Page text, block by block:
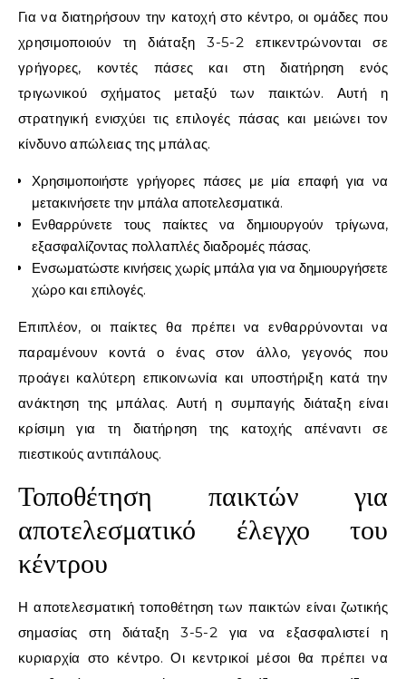
Για να διατηρήσουν την κατοχή στο κέντρο, οι ομάδες που
χρησιμοποιούν τη διάταξη 3-5-2 επικεντρώνονται σε
γρήγορες, κοντές πάσες και στη διατήρηση ενός
τριγωνικού σχήματος μεταξύ των παικτών. Αυτή η
στρατηγική ενισχύει τις επιλογές πάσας και μειώνει τον
κίνδυνο απώλειας της μπάλας.
Χρησιμοποιήστε γρήγορες πάσες με μία επαφή για να
μετακινήσετε την μπάλα αποτελεσματικά.
Ενθαρρύνετε τους παίκτες να δημιουργούν τρίγωνα,
εξασφαλίζοντας πολλαπλές διαδρομές πάσας.
Ενσωματώστε κινήσεις χωρίς μπάλα για να δημιουργήσετε
χώρο και επιλογές.
Επιπλέον, οι παίκτες θα πρέπει να ενθαρρύνονται να
παραμένουν κοντά ο ένας στον άλλο, γεγονός που
προάγει καλύτερη επικοινωνία και υποστήριξη κατά την
ανάκτηση της μπάλας. Αυτή η συμπαγής διάταξη είναι
κρίσιμη για τη διατήρηση της κατοχής απέναντι σε
πιεστικούς αντιπάλους.
Τοποθέτηση παικτών για
αποτελεσματικό έλεγχο του
κέντρου
Η αποτελεσματική τοποθέτηση των παικτών είναι ζωτικής
σημασίας στη διάταξη 3-5-2 για να εξασφαλιστεί η
κυριαρχία στο κέντρο. Οι κεντρικοί μέσοι θα πρέπει να